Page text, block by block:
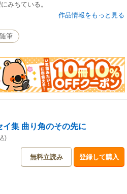
みちている。
作品情報をもっと見る
筆
イ集 曲り角のその先に
)
無料立読み 登録して購入